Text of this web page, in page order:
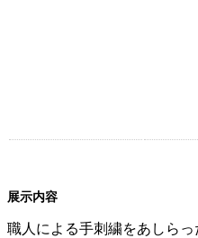
展示内容
職人による手刺繍をあしら